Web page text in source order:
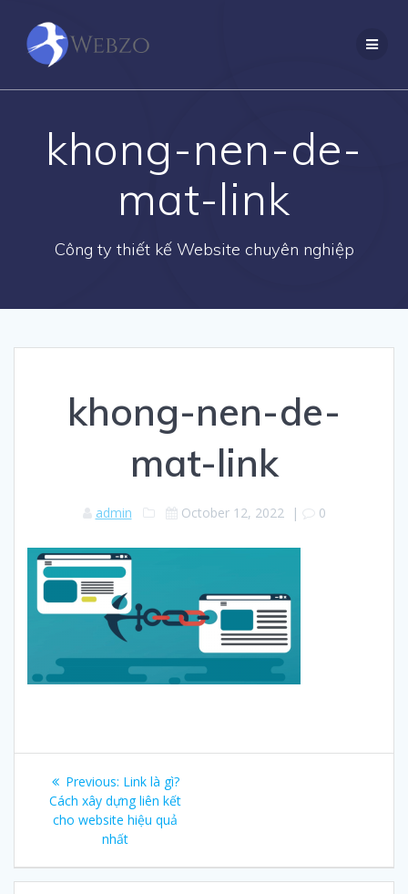
khong-nen-de-
mat-link
Công ty thiết kế Website chuyên nghiệp
khong-nen-de-
mat-link
admin October 12, 2022 | 0
Post
navigation
Previous: Previous
post:
Link là gì?
Cách xây dựng liên kết
cho website hiệu quả
nhất